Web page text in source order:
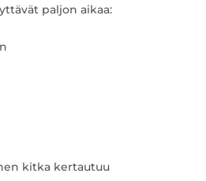
paljon aikaa:
kitka kertautuu